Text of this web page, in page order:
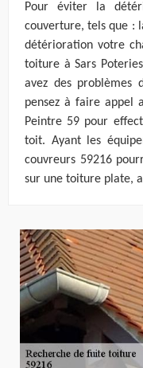
Pour éviter la
couverture, tels que :
détérioration votre
toiture à Sars
avez des problèmes
pensez à faire appel
Peintre 59 pour
toit. Ayant les
couvreurs 59216
sur une toiture plate,